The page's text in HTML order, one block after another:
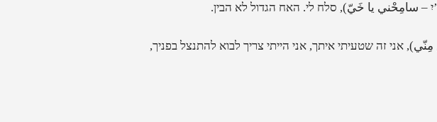
– سامِحْني يا خَيّ), סלח לי. האח הגדול לא הבין.
مِنّي),אני זה שטעיתי איתך, אני הייתי צריך לבוא להתנצל בפניך,